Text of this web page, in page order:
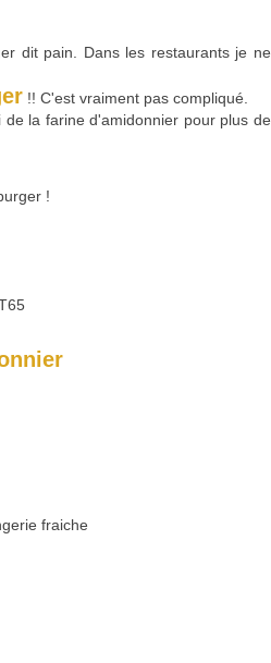
dit pain. Dans les restaurants je ne
!! C'est vraiment pas compliqué.
la farine d'amidonnier pour plus de
!
fraiche